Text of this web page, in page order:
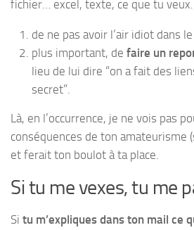
fichier… excel, texte, ce que tu
de ne pas avoir l’air idiot dans
plus important, de faire un
lieu de lui dire “on a fait des
secret”.
Là, en l’occurrence, je ne vois pas
conséquences de ton amateurisme
et ferait ton boulot à ta place.
Si tu me vexes, tu me
Si tu m’expliques dans ton mail ce